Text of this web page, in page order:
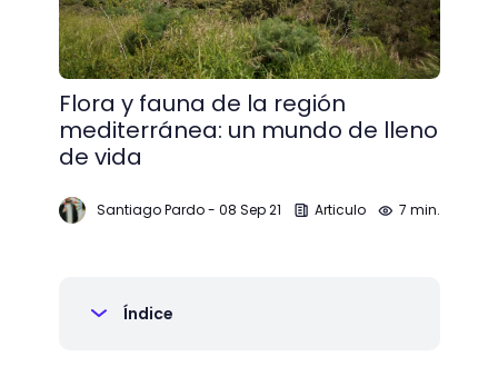
Flora y fauna de la región
mediterránea: un mundo de lleno
de vida
Santiago Pardo- 08 Sep 21 Articulo 7 min.
Índice